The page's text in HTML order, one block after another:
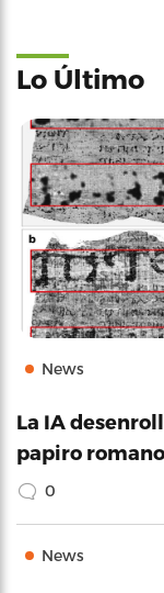
Lo Último
News
La IA
papiro
0
News